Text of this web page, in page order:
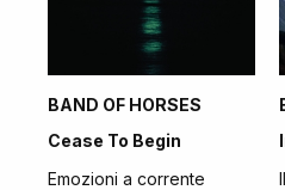
BAND OF HORSES
Cease To Begin
Emozioni a corrente